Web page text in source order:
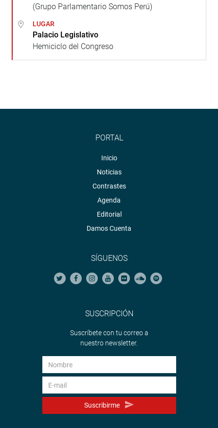
(Grupo Parlamentario Somos Perú)
LUGAR
Palacio Legislativo
Hemiciclo del Congreso
PORTAL
Inicio
Noticias
Contrastes
Agenda
Editorial
Damos Cuenta
SÍGUENOS
SUSCRIPCIÓN
Suscríbete con tu correo a
nuestro newsletter.
Suscribirme